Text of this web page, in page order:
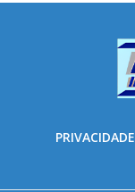
PRIVACIDADE